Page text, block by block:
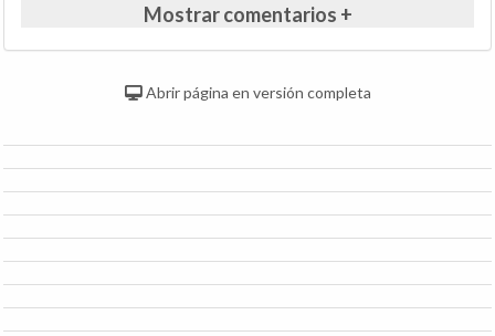
Mostrar comentarios +
Abrir página en versión completa